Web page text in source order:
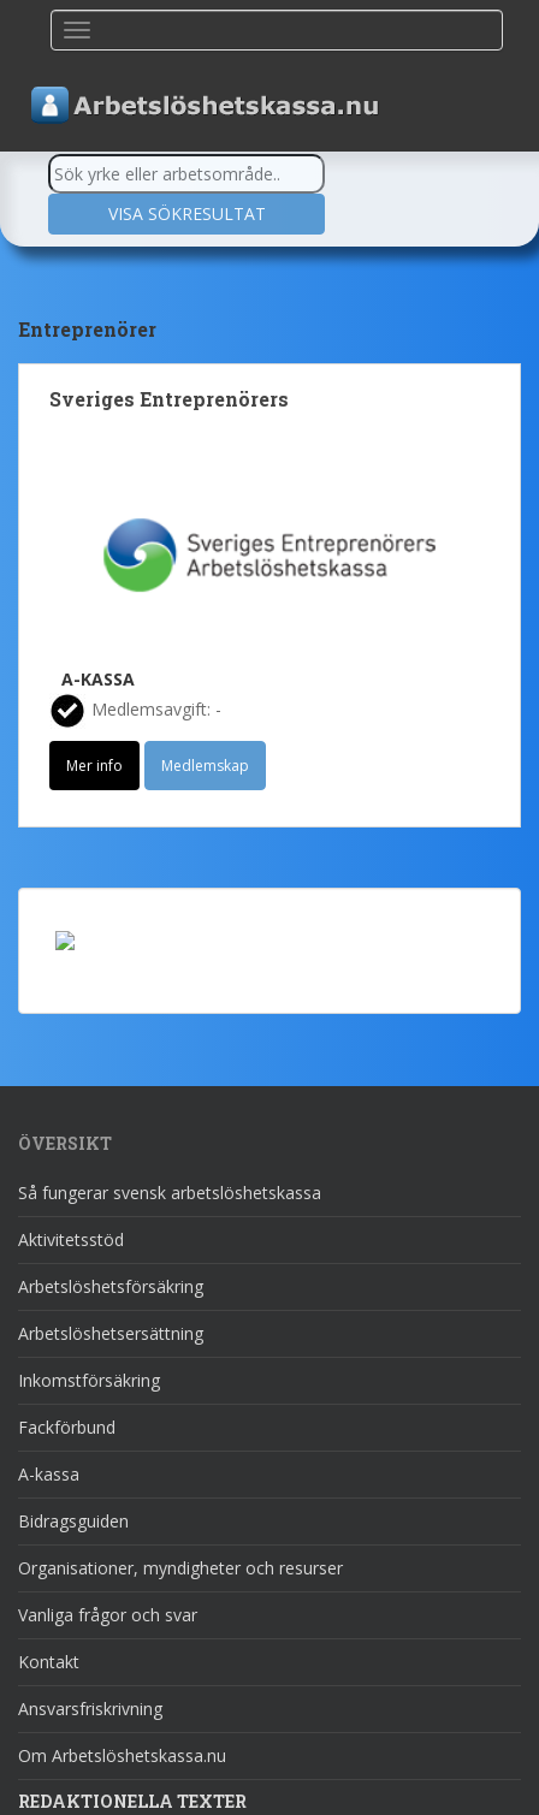
Entreprenörer
Sveriges Entreprenörers
A-KASSA
Medlemsavgift: -
Mer info Medlemskap
ÖVERSIKT
Så fungerar svensk arbetslöshetskassa
Aktivitetsstöd
Arbetslöshetsförsäkring
Arbetslöshetsersättning
Inkomstförsäkring
Fackförbund
A-kassa
Bidragsguiden
Organisationer, myndigheter och resurser
Vanliga frågor och svar
Kontakt
Ansvarsfriskrivning
Om Arbetslöshetskassa.nu
REDAKTIONELLA TEXTER